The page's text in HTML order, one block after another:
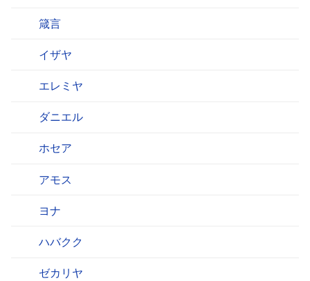
箴言
イザヤ
エレミヤ
ダニエル
ホセア
アモス
ヨナ
ハバクク
ゼカリヤ